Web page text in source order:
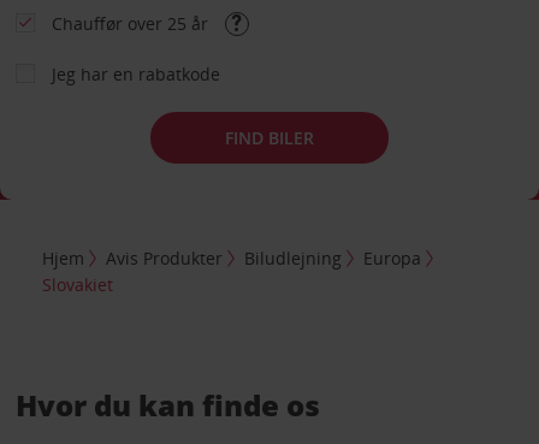
Chauffør over 25 år
Jeg har en rabatkode
FIND BILER
Hjem Avis Produkter Biludlejning
Europa
Slovakiet
Hvor du kan finde os